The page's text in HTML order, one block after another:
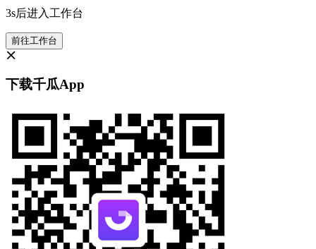
3s后进入工作台
前往工作台
下载千瓜App